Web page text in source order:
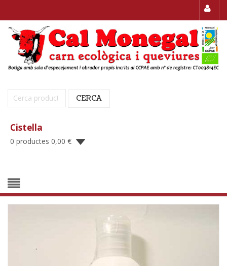
Cerca: CERCA
Cistella
0 productes 0,00 €